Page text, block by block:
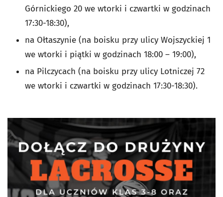
Górnickiego 20 we wtorki i czwartki w godzinach
17:30-18:30),
na Ołtaszynie (na boisku przy ulicy Wojszyckiej 1
we wtorki i piątki w godzinach 18:00 – 19:00),
na Pilczycach (na boisku przy ulicy Lotniczej 72
we wtorki i czwartki w godzinach 17:30-18:30).